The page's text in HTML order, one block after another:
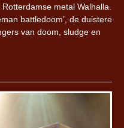
metal Walhalla.
battledoom’, de duistere
van doom, sludge en